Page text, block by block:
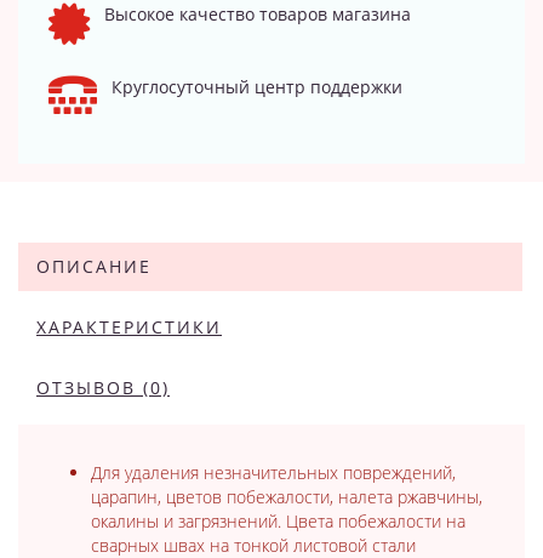
Высокое качество товаров магазина
Круглосуточный центр поддержки
ОПИСАНИЕ
ХАРАКТЕРИСТИКИ
ОТЗЫВОВ (0)
Для удаления незначительных повреждений,
царапин, цветов побежалости, налета ржавчины,
окалины и загрязнений. Цвета побежалости на
сварных швах на тонкой листовой стали